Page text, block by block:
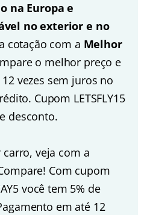
na Europa e
no exterior e no
cotação com a Melhor
o melhor preço e
vezes sem juros no
Cupom LETSFLY15
desconto.
carro, veja com a
Com cupom
você tem 5% de
em até 12